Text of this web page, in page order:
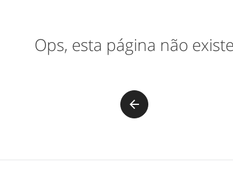
Ops, esta página não existe
arrow_back